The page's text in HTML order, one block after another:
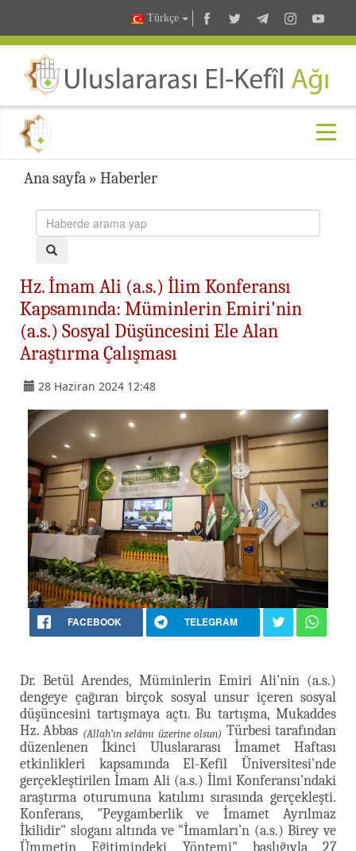
Türkçe
Ana sayfa » Haberler
Hz. İmam Ali (a.s.) İlim Konferansı
Kapsamında: Müminlerin Emiri'nin
(a.s.) Sosyal Düşüncesini Ele Alan
Araştırma Çalışması
28 Haziran 2024 12:48
FACEBOOK TELEGRAM
Dr. Betül Arendes, Müminlerin Emiri Ali'nin (a.s.)
dengeye çağıran birçok sosyal unsur içeren sosyal
düşüncesini tartışmaya açtı. Bu tartışma, Mukaddes
Hz. Abbas (Allah’ın selâmı üzerine olsun) Türbesi tarafından
düzenlenen İkinci Uluslararası İmamet Haftası
etkinlikleri kapsamında El-Kefil Üniversitesi'nde
gerçekleştirilen İmam Ali (a.s.) İlmi Konferansı'ndaki
araştırma oturumuna katılımı sırasında gerçekleşti.
Konferans, "Peygamberlik ve İmamet Ayrılmaz
İkilidir" sloganı altında ve "İmamları’n (a.s.) Birey ve
Ümmetin Eğitimindeki Yöntemi" başlığıyla 27